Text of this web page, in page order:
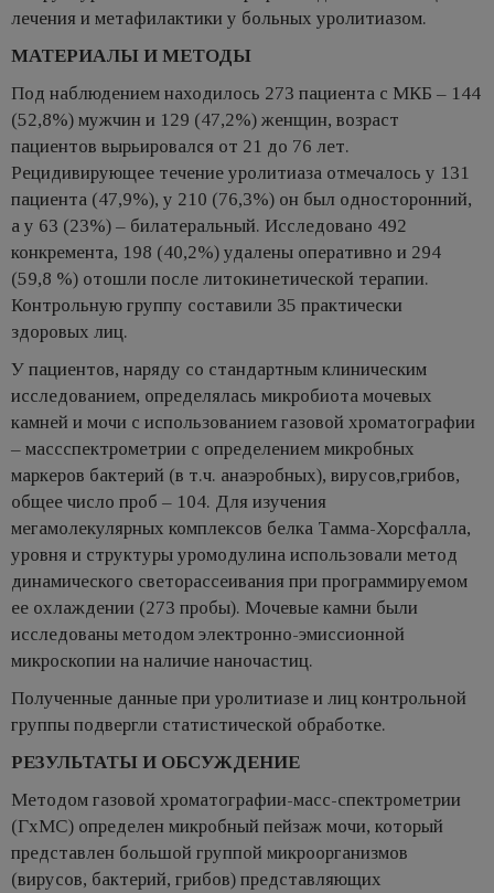
лечения и метафилактики у больных уролитиазом.
МАТЕРИАЛЫ И МЕТОДЫ
Под наблюдением находилось 273 пациента с МКБ – 144
(52,8%) мужчин и 129 (47,2%) женщин, возраст
пациентов вырьировался от 21 до 76 лет.
Рецидивирующее течение уролитиаза отмечалось у 131
пациента (47,9%), у 210 (76,3%) он был односторонний,
а у 63 (23%) – билатеральный. Исследовано 492
конкремента, 198 (40,2%) удалены оперативно и 294
(59,8 %) отошли после литокинетической терапии.
Контрольную группу составили 35 практически
здоровых лиц.
У пациентов, наряду со стандартным клиническим
исследованием, определялась микробиота мочевых
камней и мочи с использованием газовой хроматографии
– массспектрометрии с определением микробных
маркеров бактерий (в т.ч. анаэробных), вирусов,грибов,
общее число проб – 104. Для изучения
мегамолекулярных комплексов белка Тамма-Хорсфалла,
уровня и структуры уромодулина использовали метод
динамического светорассеивания при программируемом
ее охлаждении (273 пробы). Мочевые камни были
исследованы методом электронно-эмиссионной
микроскопии на наличие наночастиц.
Полученные данные при уролитиазе и лиц контрольной
группы подвергли статистической обработке.
РЕЗУЛЬТАТЫ И ОБСУЖДЕНИЕ
Методом газовой хроматографии-масс-спектрометрии
(ГхМС) определен микробный пейзаж мочи, который
представлен большой группой микроорганизмов
(вирусов, бактерий, грибов) представляющих